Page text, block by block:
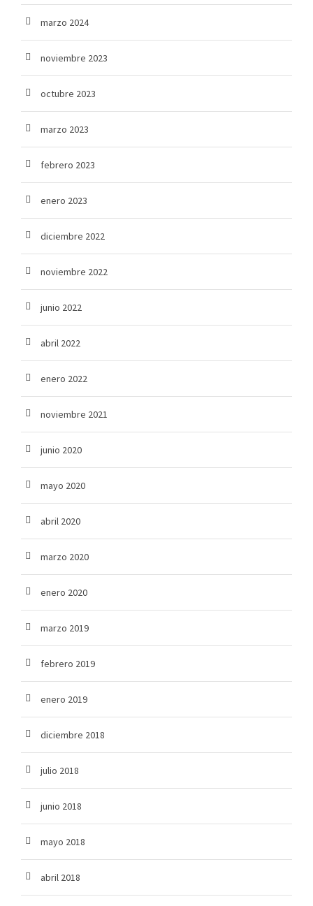
marzo 2024
noviembre 2023
octubre 2023
marzo 2023
febrero 2023
enero 2023
diciembre 2022
noviembre 2022
junio 2022
abril 2022
enero 2022
noviembre 2021
junio 2020
mayo 2020
abril 2020
marzo 2020
enero 2020
marzo 2019
febrero 2019
enero 2019
diciembre 2018
julio 2018
junio 2018
mayo 2018
abril 2018